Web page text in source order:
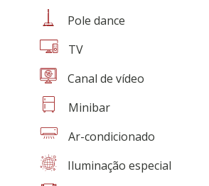
Pole dance
TV
Canal de vídeo
Minibar
Ar-condicionado
Iluminação especial